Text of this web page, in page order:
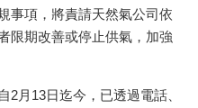
事項，將責請天然氣公司依
限期改善或停止供氣，加強
月13日迄今，已透過電話、